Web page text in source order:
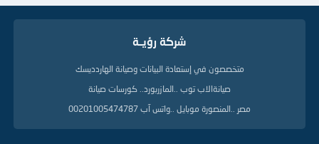
ا
ل
شركة رؤيــة
متخصصون في إستعادة البيانات وصيانة الهاردديسك
صيانةالاب توب ..المازربورد.. كورسات صيانة
مصر ..المنصورة موبايل ..واتس آب 00201005474787